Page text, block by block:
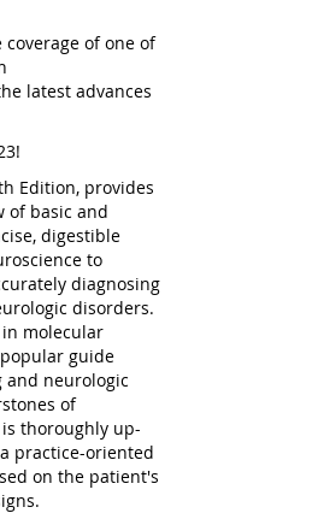
coverage of one of
latest advances
Edition, provides
of basic and
digestible
to
diagnosing
disorders.
molecular
guide
and neurologic
of
thoroughly up-
practice-oriented
on the patient's